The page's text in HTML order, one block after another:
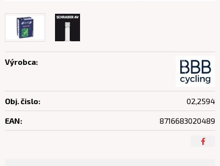
Výrobca:
Obj. čislo: 02,2594
EAN: 8716683020489